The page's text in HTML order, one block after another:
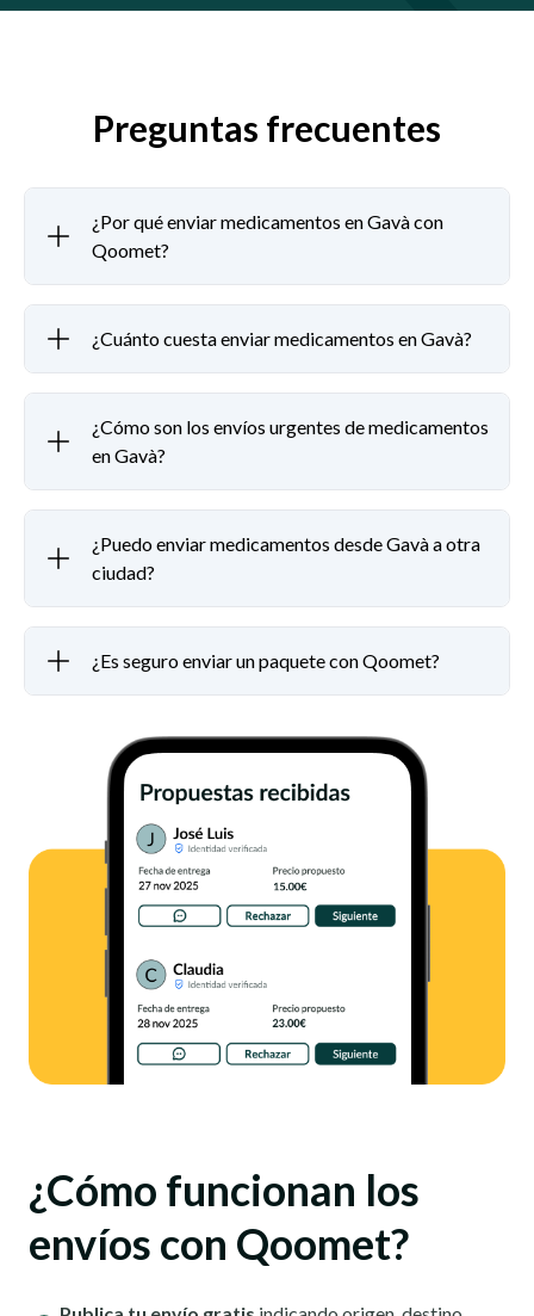
Preguntas frecuentes
¿Por qué enviar medicamentos en Gavà con
Qoomet?
¿Cuánto cuesta enviar medicamentos en Gavà?
¿Cómo son los envíos urgentes de medicamentos
en Gavà?
¿Puedo enviar medicamentos desde Gavà a otra
ciudad?
¿Es seguro enviar un paquete con Qoomet?
¿Cómo funcionan los
envíos con Qoomet?